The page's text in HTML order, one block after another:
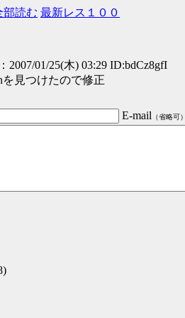
部読む 最新レス１００
2007/01/25(木) 03:29 ID:bdCz8gfI
を見つけたので修正
E-mail （省略可